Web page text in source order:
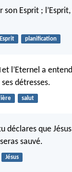
son Esprit ;
Esprit planification
et l’Eternel a
détresses.
salut
déclares que
sauvé.
Jésus